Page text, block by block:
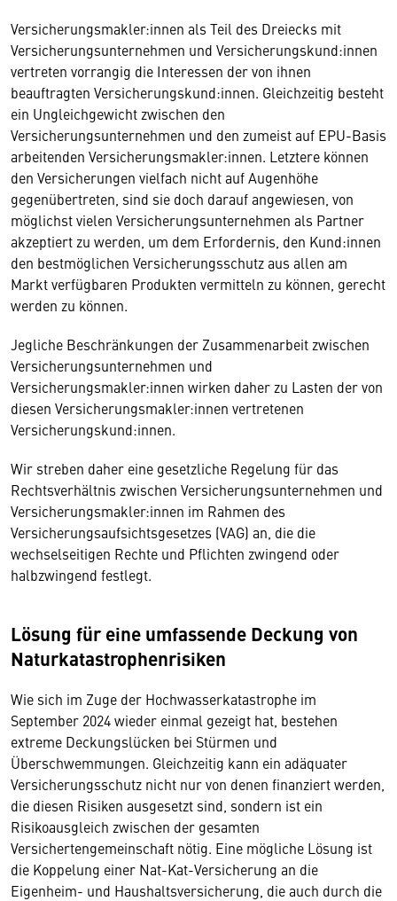
Versicherungsmakler:innen als Teil des Dreiecks mit
Versicherungsunternehmen und Versicherungskund:innen
vertreten vorrangig die Interessen der von ihnen
beauftragten Versicherungskund:innen. Gleichzeitig besteht
ein Ungleichgewicht zwischen den
Versicherungsunternehmen und den zumeist auf EPU-Basis
arbeitenden Versicherungsmakler:innen. Letztere können
den Versicherungen vielfach nicht auf Augenhöhe
gegenübertreten, sind sie doch darauf angewiesen, von
möglichst vielen Versicherungsunternehmen als Partner
akzeptiert zu werden, um dem Erfordernis, den Kund:innen
den bestmöglichen Versicherungsschutz aus allen am
Markt verfügbaren Produkten vermitteln zu können, gerecht
werden zu können.
Jegliche Beschränkungen der Zusammenarbeit zwischen
Versicherungsunternehmen und
Versicherungsmakler:innen wirken daher zu Lasten der von
diesen Versicherungsmakler:innen vertretenen
Versicherungskund:innen.
Wir streben daher eine gesetzliche Regelung für das
Rechtsverhältnis zwischen Versicherungsunternehmen und
Versicherungsmakler:innen im Rahmen des
Versicherungsaufsichtsgesetzes (VAG) an, die die
wechselseitigen Rechte und Pflichten zwingend oder
halbzwingend festlegt.
Lösung für eine umfassende Deckung von
Naturkatastrophenrisiken
Wie sich im Zuge der Hochwasserkatastrophe im
September 2024 wieder einmal gezeigt hat, bestehen
extreme Deckungslücken bei Stürmen und
Überschwemmungen. Gleichzeitig kann ein adäquater
Versicherungsschutz nicht nur von denen finanziert werden,
die diesen Risiken ausgesetzt sind, sondern ist ein
Risikoausgleich zwischen der gesamten
Versichertengemeinschaft nötig. Eine mögliche Lösung ist
die Koppelung einer Nat-Kat-Versicherung an die
Eigenheim- und Haushaltsversicherung, die auch durch die